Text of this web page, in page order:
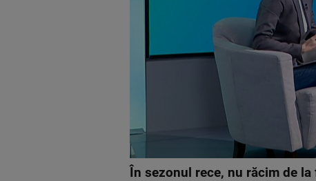
În sezonul rece, nu răcim de